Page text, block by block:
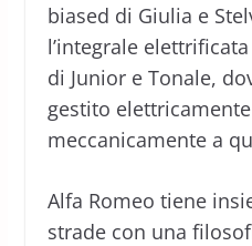
biased di Giulia e
l’integrale
di Junior e Tonale,
gestito
meccanicamente a
Alfa Romeo tiene
strade con una